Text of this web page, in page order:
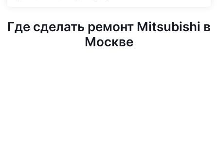
Где сделать ремонт Mitsubishi в
Москве